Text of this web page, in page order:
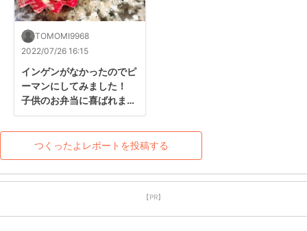
TOMOMI9968
2022/07/26 16:15
インゲンがなかったのでピ
ーマンにしてみました！
子供のお弁当に喜ばれまし
つくったよレポートを投稿する
【PR】